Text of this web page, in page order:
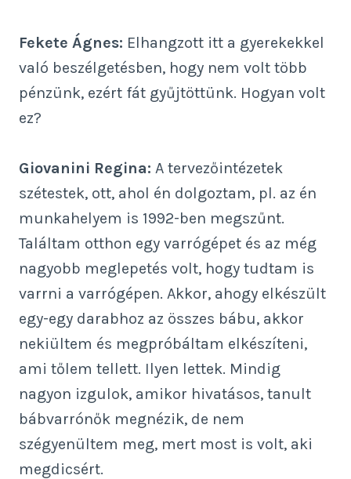
Fekete Ágnes: Elhangzott itt a gyerekekkel
való beszélgetésben, hogy nem volt több
pénzünk, ezért fát gyűjtöttünk. Hogyan volt
ez?
Giovanini Regina: A tervezőintézetek
szétestek, ott, ahol én dolgoztam, pl. az én
munkahelyem is 1992-ben megszűnt.
Találtam otthon egy varrógépet és az még
nagyobb meglepetés volt, hogy tudtam is
varrni a varrógépen. Akkor, ahogy elkészült
egy-egy darabhoz az összes bábu, akkor
nekiültem és megpróbáltam elkészíteni,
ami tőlem tellett. Ilyen lettek. Mindig
nagyon izgulok, amikor hivatásos, tanult
bábvarrónők megnézik, de nem
szégyenültem meg, mert most is volt, aki
megdicsért.